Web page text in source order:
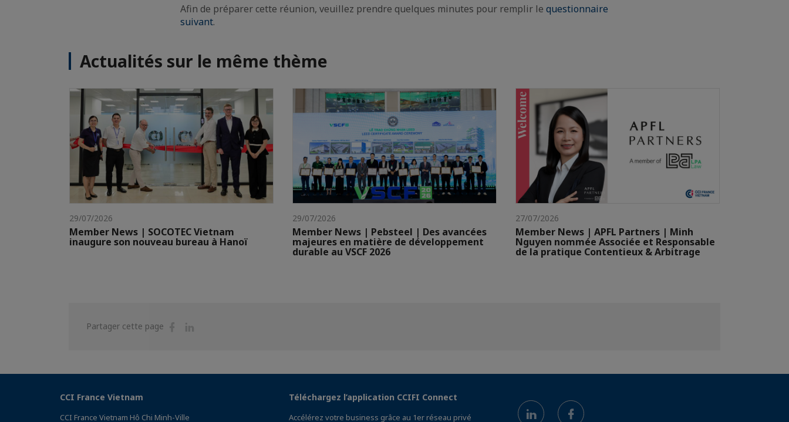
Afin de préparer cette réunion, veuillez prendre quelques minutes pour remplir le questionnaire
suivant.
Actualités sur le même thème
29/07/2026
Member News | SOCOTEC Vietnam
inaugure son nouveau bureau à Hanoï
29/07/2026
Member News | Pebsteel | Des avancées
majeures en matière de développement
durable au VSCF 2026
27/07/2026
Member News | APFL Partners | Minh
Nguyen nommée Associée et Responsable
de la pratique Contentieux & Arbitrage
Partager cette page
Partager
CCI France Vietnam
CCI France Vietnam Hô Chi Minh-Ville
Téléchargez l’application CCIFI Connect
Accélérez votre business grâce au 1er réseau privé